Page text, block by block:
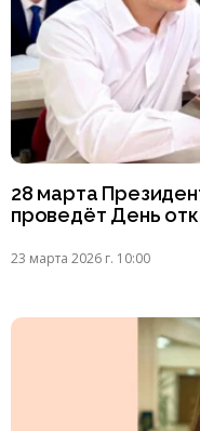
28 марта
проведёт День
23 марта 2026 г. 10:00